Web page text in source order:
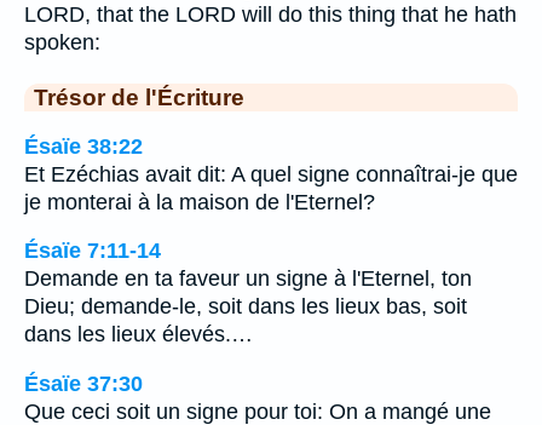
LORD, that the LORD will do this thing that he hath
spoken:
Trésor de l'Écriture
Ésaïe 38:22
Et Ezéchias avait dit: A quel signe connaîtrai-je que
je monterai à la maison de l'Eternel?
Ésaïe 7:11-14
Demande en ta faveur un signe à l'Eternel, ton
Dieu; demande-le, soit dans les lieux bas, soit
dans les lieux élevés.…
Ésaïe 37:30
Que ceci soit un signe pour toi: On a mangé une